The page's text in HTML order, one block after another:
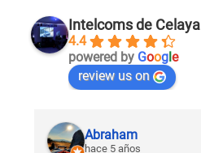
Intelcoms de Celaya
4.4
powered by Google
review us on
Abraham
hace 5 años